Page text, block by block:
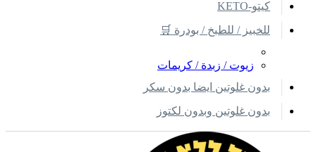
كيتو-KETO
للخبيز / للطبخ / بودرة 🛒
زيوت / زبدة / كريمات
بدون غلوتين ايضا بدون سكر
بدون غلوتين وبدون لكتوز